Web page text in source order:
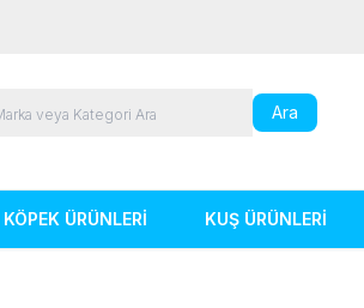
Ara
KÖPEK ÜRÜNLERİ KUŞ ÜRÜNLERİ